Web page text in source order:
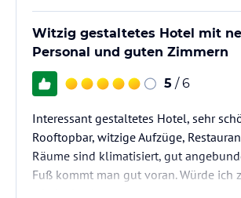
Witzig gestaltetes Hotel mit
Personal und guten Zimmern
5 / 6
Interessant gestaltetes Hotel, sehr
Rooftopbar, witzige Aufzüge,
Räume sind klimatisiert, gut
Fuß kommt man gut voran. Würde ich